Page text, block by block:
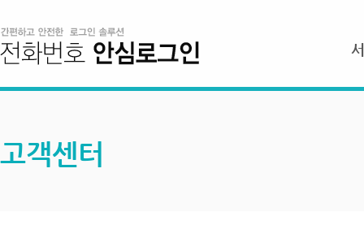
고객센터